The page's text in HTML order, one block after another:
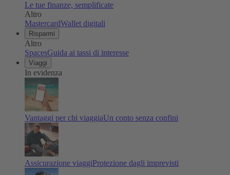
Le tue finanze, semplificate
Altro
MastercardWallet digitali
Risparmi
Altro
SpacesGuida ai tassi di interesse
Viaggi
In evidenza
Vantaggi per chi viaggiaUn conto senza confini
Assicurazione viaggiProtezione dagli imprevisti